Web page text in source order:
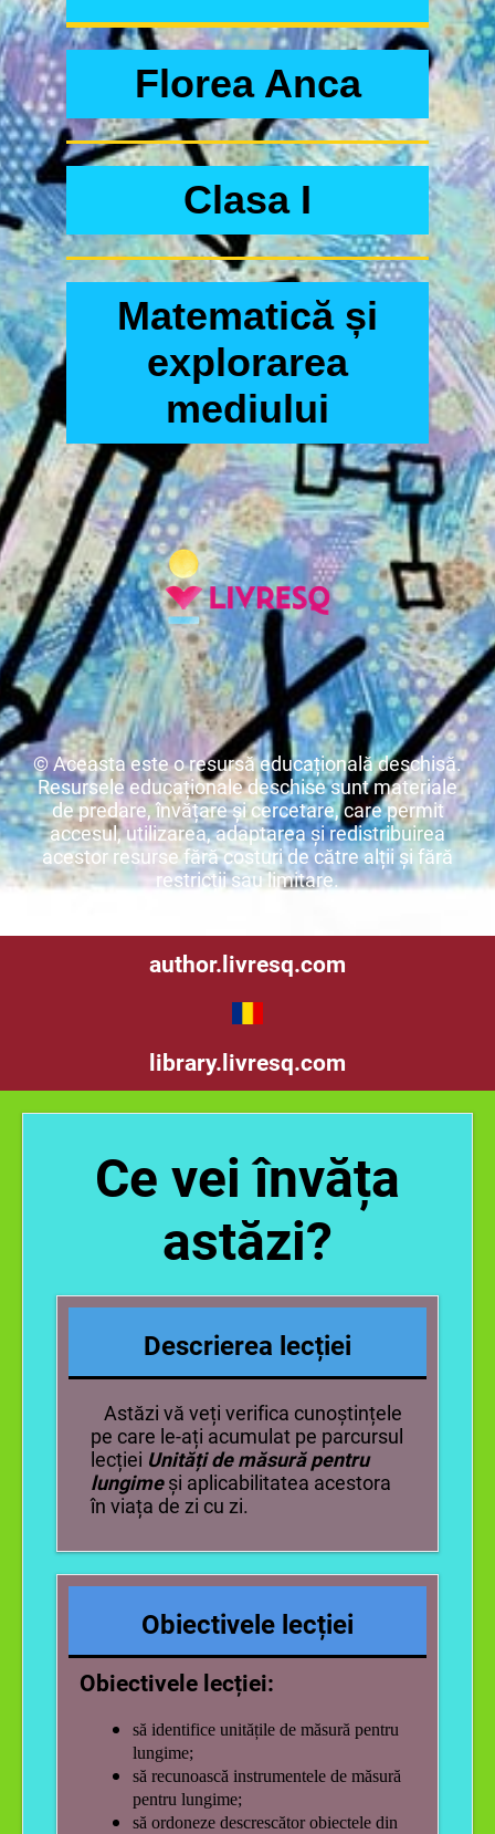
Florea Anca
Clasa I
Matematică și
explorarea
mediului
© Aceasta este o resursă educațională deschisă.
Resursele educaționale deschise sunt materiale
de predare, învățare și cercetare, care permit
accesul, utilizarea, adaptarea și redistribuirea
acestor resurse fără costuri de către alții și fără
restricții sau limitare.
author.livresq.com
library.livresq.com
Ce vei învăța
astăzi?
Descrierea lecției
Astăzi vă veți verifica cunoștințele
pe care le-ați acumulat pe parcursul
lecției Unități de măsură pentru
lungimeși aplicabilitatea acestora
în viața de zi cu zi.
Obiectivele lecției
Obiectivele lecției:
să identifice unitățile de măsură pentru
lungime;
să recunoască instrumentele de măsură
pentru lungime;
să ordoneze descrescător obiectele din